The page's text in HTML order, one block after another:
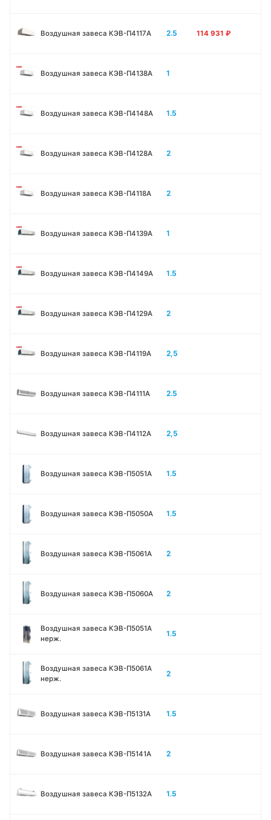
Воздушная завеса КЭВ-П4117A 2.5 114 931 ₽
Воздушная завеса КЭВ-П4138А 1
Воздушная завеса КЭВ-П4148А 1.5
Воздушная завеса КЭВ-П4128А 2
Воздушная завеса КЭВ-П4118А 2
Воздушная завеса КЭВ-П4139А 1
Воздушная завеса КЭВ-П4149А 1.5
Воздушная завеса КЭВ-П4129А 2
Воздушная завеса КЭВ-П4119А 2,5
Воздушная завеса КЭВ-П4111A 2.5
Воздушная завеса КЭВ-П4112А 2,5
Воздушная завеса КЭВ-П5051A 1.5
Воздушная завеса КЭВ-П5050A 1.5
Воздушная завеса КЭВ-П5061A 2
Воздушная завеса КЭВ-П5060A 2
Воздушная завеса КЭВ-П5051A
нерж.
1.5
Воздушная завеса КЭВ-П5061A
нерж.
2
Воздушная завеса КЭВ-П5131А 1.5
Воздушная завеса КЭВ-П5141А 2
Воздушная завеса КЭВ-П5132А 1.5